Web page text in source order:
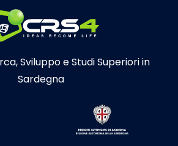
Sviluppo e Studi Superiori in
Sardegna